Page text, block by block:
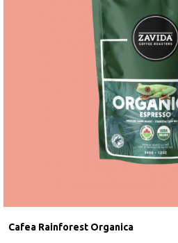
Cafea Rainforest Organica